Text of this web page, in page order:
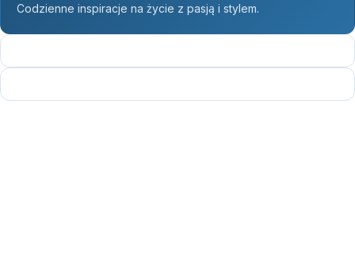
Codzienne inspiracje na życie z pasją i stylem.